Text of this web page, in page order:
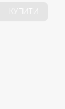
КУПИТИ